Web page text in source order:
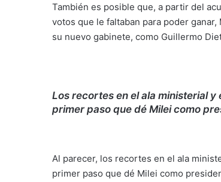
También es posible que, a partir del
votos que le faltaban para poder
su nuevo gabinete, como Guillermo
Los recortes en el ala ministerial
primer paso que dé Milei como
Al parecer, los recortes en el ala
primer paso que dé Milei como